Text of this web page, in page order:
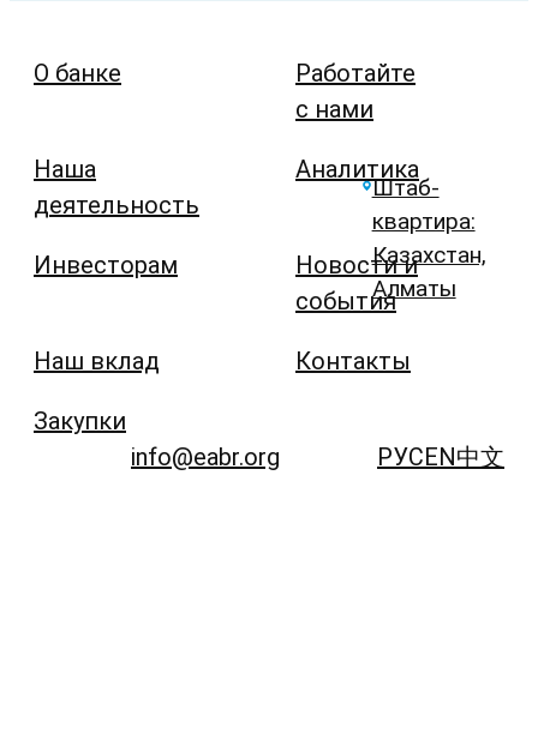
О банке
Наша
деятельность
Инвесторам
Наш вклад
Закупки
Работайте
с нами
Аналитика
Новости и
события
Контакты
Штаб-
квартира:
Казахстан,
Алматы
info@eabr.org РУСEN中文